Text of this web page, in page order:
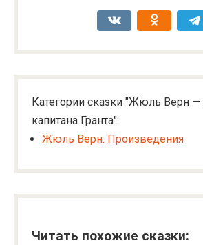
Категории сказки "Жюль Верн
капитана Гранта":
Жюль Верн: Произведения
Читать похожие сказки: